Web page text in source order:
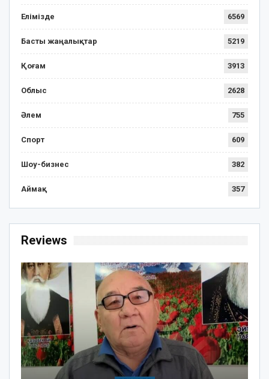
Елімізде 6569
Басты жаңалықтар 5219
Қоғам 3913
Облыс 2628
Әлем 755
Спорт 609
Шоу-бизнес 382
Аймақ 357
Reviews